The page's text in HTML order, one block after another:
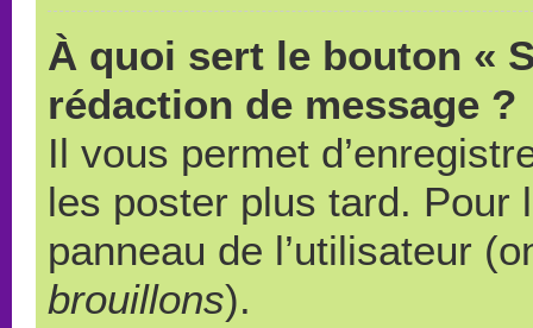
À quoi sert le bouton «
rédaction de message ?
Il vous permet
les poster plus tard. Pour
panneau de l’utilisateur
brouillons).